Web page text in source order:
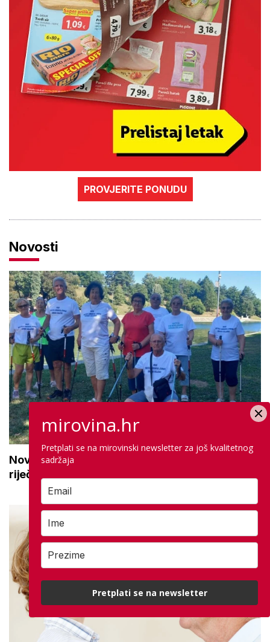
PROVJERITE PONUDU
Novosti
Novi projekt za aktivne seniore: 'Osmijeh, topla
riječ i stvaranje novih uspomena'
mirovina.hr
Pretplati se na mirovinski newsletter za još kvalitetnog
sadržaja
Pretplati se na newsletter